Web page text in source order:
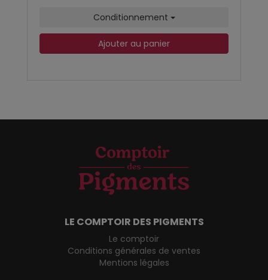
Conditionnement
Ajouter au panier
LE COMPTOIR DES PIGMENTS
Le comptoir
Conditions générales de ventes
Mentions légales